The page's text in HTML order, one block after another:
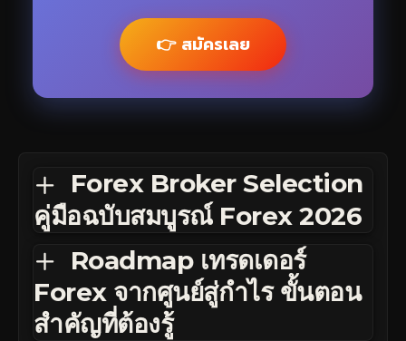
👉 สมัครเลย
Forex Broker Selection
คู่มือฉบับสมบูรณ์ Forex 2026
Roadmap เทรดเดอร์
Forex จากศูนย์สู่กำไร ขั้นตอน
สำคัญที่ต้องรู้